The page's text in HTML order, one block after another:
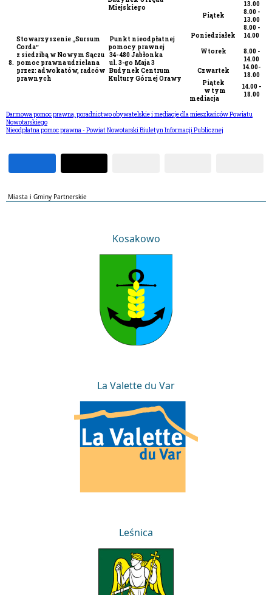
Miejskiego
13.00
Piątek
8.00 -
13.00
8.
Stowarzyszenie „Sursum
Corda”
z siedzibą w Nowym Sączu
pomoc prawna udzielana
przez: adwokatów, radców
prawnych
Punkt nieodpłatnej
pomocy prawnej
34- 480 Jabłonka
ul. 3-go Maja 3
Budynek Centrum
Kultury Górnej Orawy
Poniedziałek
8.00 -
14.00
Wtorek
8.00 -
14.00
Czwartek
14.00-
18.00
Piątek
w tym
mediacja
14.00 -
18.00
Darmowa pomoc prawna, poradnictwo obywatelskie i mediacje dla mieszkańców Powiatu
Nowotarskiego
Nieodpłatna pomoc prawna - Powiat Nowotarski Biuletyn Informacji Publicznej
Miasta i Gminy Partnerskie
Kosakowo
La Valette du Var
Leśnica
Leśnica